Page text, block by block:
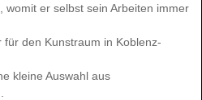
womit er selbst sein Arbeiten immer
den Kunstraum in Koblenz-
kleine Auswahl aus